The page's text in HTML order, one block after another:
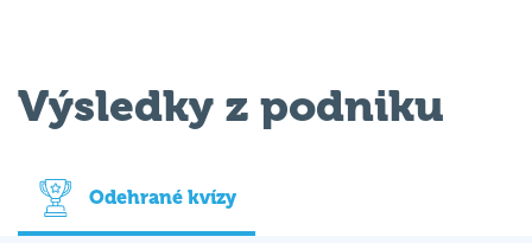
Výsledky z podniku
Odehrané kvízy